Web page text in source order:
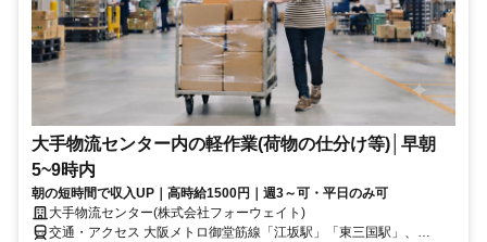
大手物流センター内の軽作業(荷物の仕分け等)│早朝
5~9時内
朝の短時間で収入UP｜高時給1500円｜週3～可・平日のみ可
大手物流センター(株式会社フォーウェイト)
交通・アクセス 大阪メトロ御堂筋線「江坂駅」「東三国駅」、